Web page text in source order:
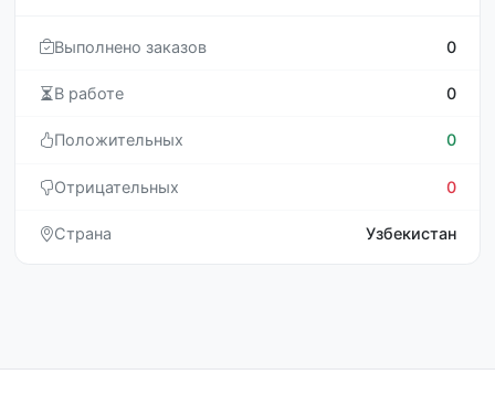
Выполнено заказов 0
В работе 0
Положительных 0
Отрицательных 0
Страна Узбекистан